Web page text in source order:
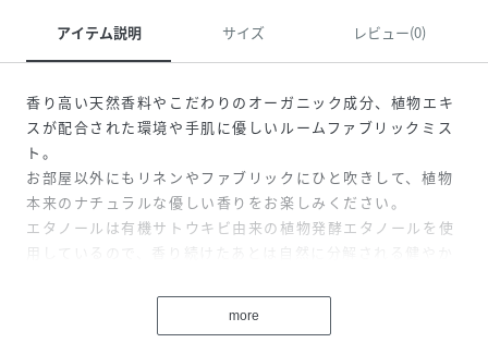
アイテム説明 サイズ レビュー(0)
香り高い天然香料やこだわりのオーガニック成分、植物エキ
スが配合された環境や手肌に優しいルームファブリックミス
ト。
お部屋以外にもリネンやファブリックにひと吹きして、植物
本来のナチュラルな優しい香りをお楽しみください。
エタノールは有機サトウキビ由来の植物発酵エタノールを使
用しているので、香り続けたあとは自然に分解される健やか
配合されているグレープフルーツ種子から抽出されたポリフ
ェノール（脂肪酸フラボノイド）は抗菌・除菌効果があり、
more